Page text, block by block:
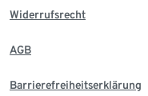
Widerrufsrecht
AGB
Barrierefreiheitserklärung